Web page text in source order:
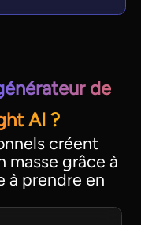
de
AI ?
créent
masse grâce à
à prendre en